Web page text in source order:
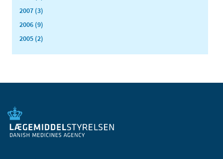
2007 (3)
2006 (9)
2005 (2)